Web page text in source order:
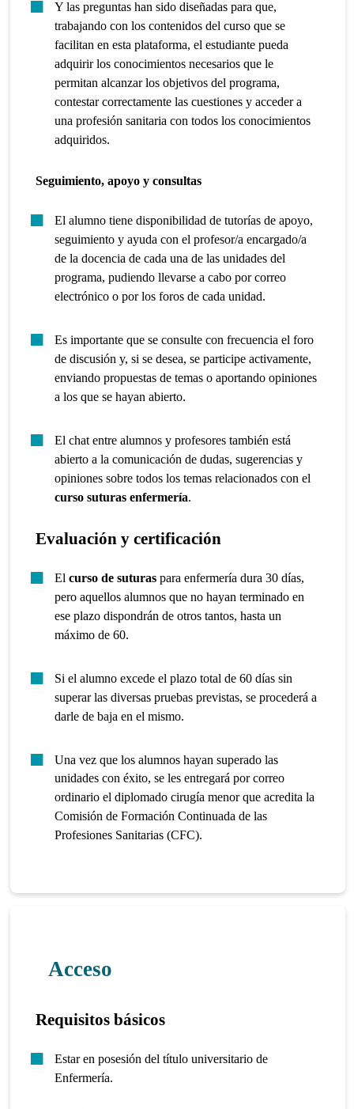
Y las preguntas han sido diseñadas para que,
trabajando con los contenidos del curso que se
facilitan en esta plataforma, el estudiante pueda
adquirir los conocimientos necesarios que le
permitan alcanzar los objetivos del programa,
contestar correctamente las cuestiones y acceder a
una profesión sanitaria con todos los conocimientos
adquiridos.
Seguimiento, apoyo y consultas
El alumno tiene disponibilidad de tutorías de apoyo,
seguimiento y ayuda con el profesor/a encargado/a
de la docencia de cada una de las unidades del
programa, pudiendo llevarse a cabo por correo
electrónico o por los foros de cada unidad.
Es importante que se consulte con frecuencia el foro
de discusión y, si se desea, se participe activamente,
enviando propuestas de temas o aportando opiniones
a los que se hayan abierto.
El chat entre alumnos y profesores también está
abierto a la comunicación de dudas, sugerencias y
opiniones sobre todos los temas relacionados con el
curso suturas enfermería.
Evaluación y certificación
Elcurso de suturas para enfermería dura 30 días,
pero aquellos alumnos que no hayan terminado en
ese plazo dispondrán de otros tantos, hasta un
máximo de 60.
Si el alumno excede el plazo total de 60 días sin
superar las diversas pruebas previstas, se procederá a
darle de baja en el mismo.
Una vez que los alumnos hayan superado las
unidades con éxito, se les entregará por correo
ordinario el diplomado cirugía menor que acredita la
Comisión de Formación Continuada de las
Profesiones Sanitarias (CFC).
Acceso
Requisitos básicos
Estar en posesión del título universitario de
Enfermería.